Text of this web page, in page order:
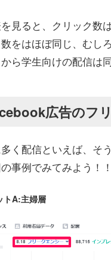
見ると、クリック数
をはほぼ同じ、むし
ら学生向けの配信は
広告のフ
く配信といえば、そ
事例でみてみよう！！
トA:主婦層